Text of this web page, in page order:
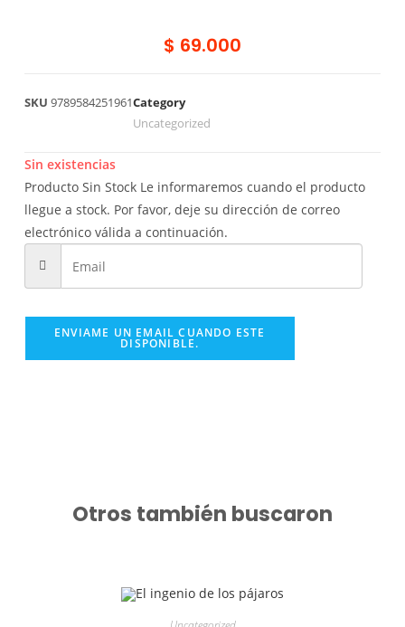
$ 69.000
SKU 9789584251961Category
Uncategorized
Sin existencias
Producto Sin Stock Le informaremos cuando el producto
llegue a stock. Por favor, deje su dirección de correo
electrónico válida a continuación.
ENVIAME UN EMAIL CUANDO ESTE
DISPONIBLE.
Otros también buscaron